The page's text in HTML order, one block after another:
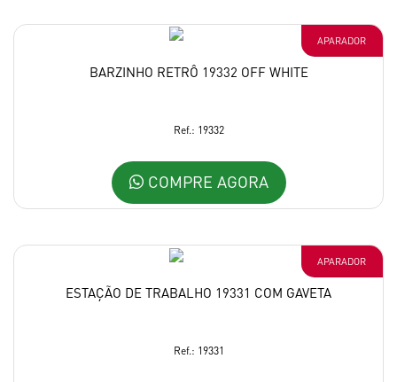
APARADOR
BARZINHO RETRÔ 19332 OFF WHITE
Ref.: 19332
COMPRE AGORA
APARADOR
ESTAÇÃO DE TRABALHO 19331 COM GAVETA
Ref.: 19331